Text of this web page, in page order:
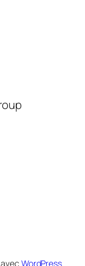
WordPress